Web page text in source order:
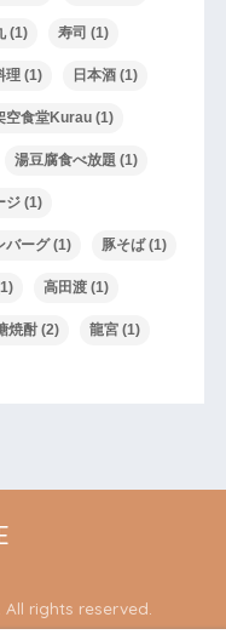
(1) 寿司 (1)
理(1) 日本酒(1)
空食堂Kurau(1)
湯豆腐食べ放題 (1)
ジ(1)
バーグ(1) 豚そば(1)
高田渡(1)
焼酎(2) 龍宮(1)
rights reserved.